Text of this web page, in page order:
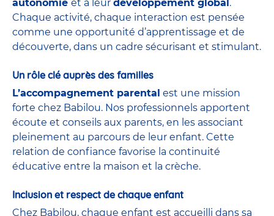
autonomie et à leur développement global .
Chaque activité, chaque interaction est pensée
comme une opportunité d’apprentissage et de
découverte, dans un cadre sécurisant et stimulant.
Un rôle clé auprès des familles
L’accompagnement parental est une mission
forte chez Babilou. Nos professionnels apportent
écoute et conseils aux parents, en les associant
pleinement au parcours de leur enfant. Cette
relation de confiance favorise la continuité
éducative entre la maison et la crèche.
Inclusion et respect de chaque enfant
Chez Babilou, chaque enfant est accueilli dans sa